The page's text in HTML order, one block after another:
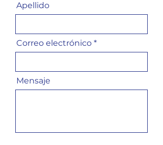
Apellido
Correo electrónico
Mensaje